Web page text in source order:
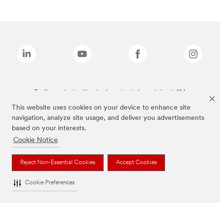
This website uses cookies on your device to enhance site
navigation, analyze site usage, and deliver you advertisements
based on your interests.
Cookie Notice
Reject Non-Essential Cookies Accept Cookies
Cookie Preferences
Značky uvedené vyššie sú ochranné známky spoločnosti 3M.